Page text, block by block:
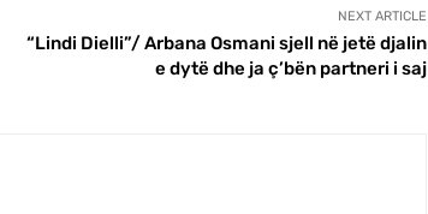
NEXT ARTICLE
“Lindi Dielli”/ Arbana Osmani sjell në jetë djalin
e dytë dhe ja ç’bën partneri i saj